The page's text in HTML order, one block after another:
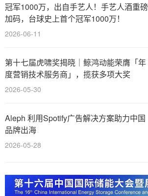
冠军1000万，出自手艺人！手艺人酒重磅
加码，台球史上首个冠军1000万！
2026-06-11
第十七届虎啸奖揭晓｜鲸鸿动能荣膺「年
度营销技术服务商」，揽获多项大奖
2026-05-30
Aleph 利用Spotify广告解决方案助力中国
品牌出海
2026-05-28